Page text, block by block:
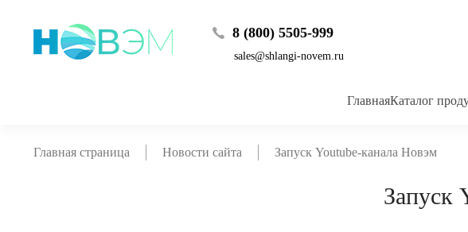
8 (800) 5505-999
sales@shlangi-novem.ru
ГлавнаяКаталог
Главная страница Новости сайта Запуск Youtube-канала Новэм
Запуск